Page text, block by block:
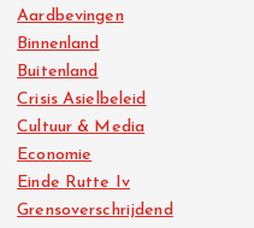
Aardbevingen
Binnenland
Buitenland
Crisis Asielbeleid
Cultuur & Media
Economie
Einde Rutte Iv
Grensoverschrijdend